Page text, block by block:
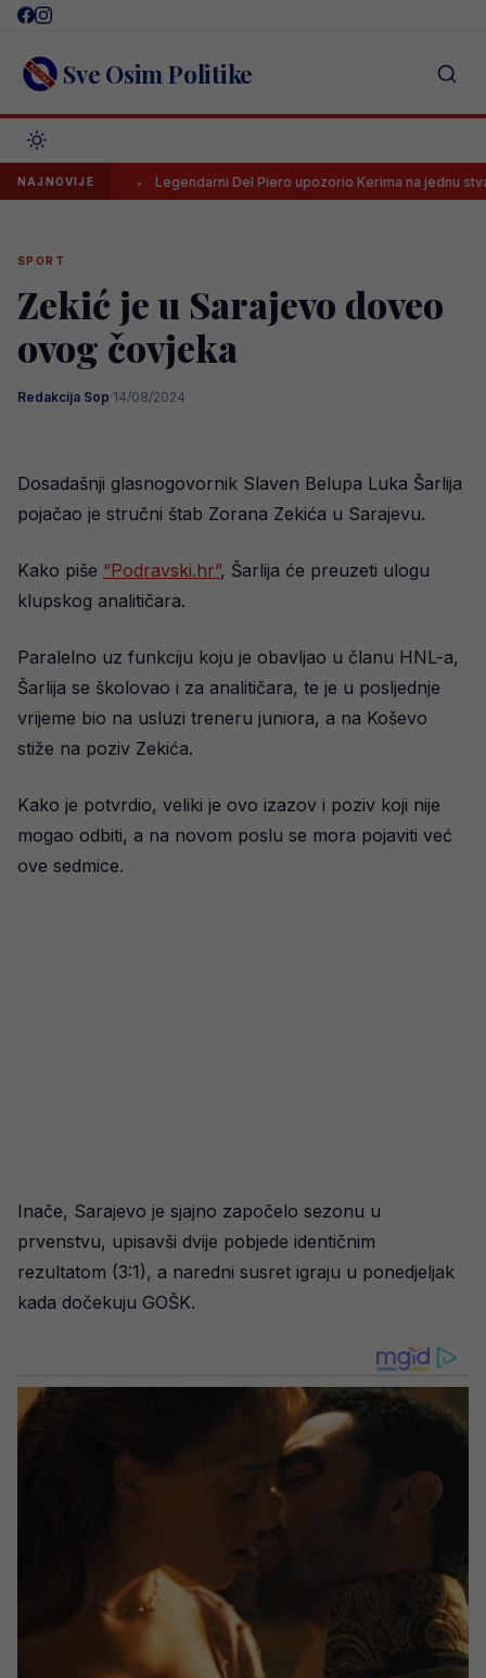
Skip
content Sve Osim Politike
NAJNOVIJE
a Legendarni Del Piero upozorio Kerima na jednu stvar
SPORT
Zekić je u Sarajevo doveo
ovog čovjeka
Redakcija Sop·14/08/2024
Dosadašnji glasnogovornik Slaven Belupa Luka Šarlija
pojačao je stručni štab Zorana Zekića u Sarajevu.
Kako piše “Podravski.hr”, Šarlija će preuzeti ulogu
klupskog analitičara.
Paralelno uz funkciju koju je obavljao u članu HNL-a,
Šarlija se školovao i za analitičara, te je u posljednje
vrijeme bio na usluzi treneru juniora, a na Koševo
stiže na poziv Zekića.
Kako je potvrdio, veliki je ovo izazov i poziv koji nije
mogao odbiti, a na novom poslu se mora pojaviti već
ove sedmice.
Inače, Sarajevo je sjajno započelo sezonu u
prvenstvu, upisavši dvije pobjede identičnim
rezultatom (3:1), a naredni susret igraju u ponedjeljak
kada dočekuju GOŠK.